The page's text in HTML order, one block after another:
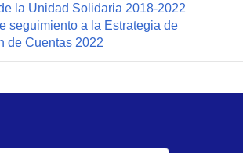
la Unidad Solidaria 2018-2022
seguimiento a la Estrategia de
de Cuentas 2022